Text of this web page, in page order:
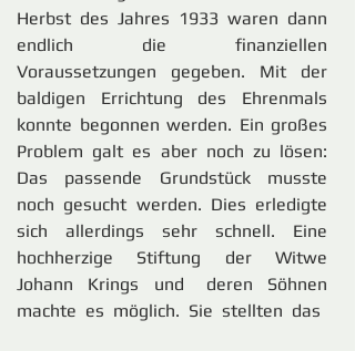
Herbst des Jahres 1933 waren dann
endlich die finanziellen
Voraussetzungen gegeben. Mit der
baldigen Errichtung des Ehrenmals
konnte begonnen werden. Ein großes
Problem galt es aber noch zu lösen:
Das passende Grundstück musste
noch gesucht werden. Dies erledigte
sich allerdings sehr schnell. Eine
hochherzige Stiftung der Witwe
Johann Krings und deren Söhnen
machte es möglich. Sie stellten das